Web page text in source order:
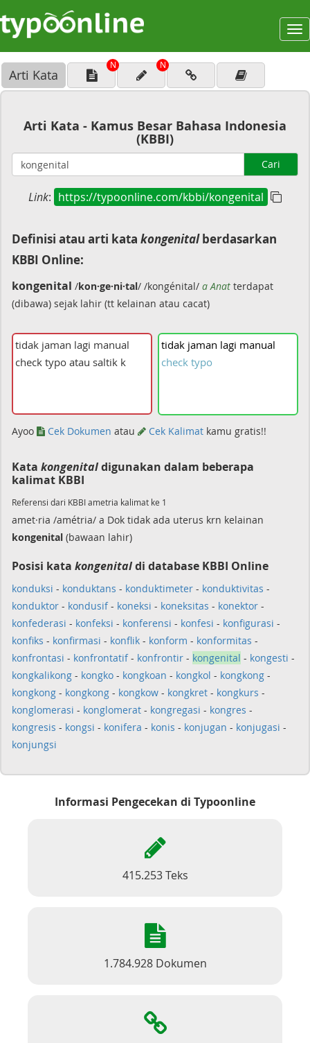
Arti Kata
N N
Arti Kata - Kamus Besar Bahasa Indonesia
(KBBI)
Cari
Link: https://typoonline.com/kbbi/kongenital
Definisi atau arti kata kongenitalberdasarkan
KBBI Online:
kongenital /kon·ge·ni·tal/ /kongénital/ a Anat terdapat
(dibawa) sejak lahir (tt kelainan atau cacat)
tidak jaman lagi manual
check typo
Ayoo Cek Dokumen atau Cek Kalimat kamu gratis!!
Kata kongenitaldigunakan dalam beberapa
kalimat KBBI
Referensi dari KBBI ametria kalimat ke 1
amet·ria /amétria/ a Dok tidak ada uterus krn kelainan
kongenital (bawaan lahir)
Posisi kata kongenitaldi database KBBI Online
konduksi - konduktans - konduktimeter - konduktivitas -
konduktor - kondusif- koneksi - koneksitas - konektor -
konfederasi - konfeksi - konferensi - konfesi - konfigurasi -
konfiks - konfirmasi - konflik - konform - konformitas -
konfrontasi - konfrontatif- konfrontir - kongenital - kongesti -
kongkalikong - kongko - kongkoan - kongkol - kongkong -
kongkong - kongkong - kongkow - kongkret - kongkurs -
konglomerasi - konglomerat - kongregasi - kongres -
kongresis - kongsi - konifera - konis - konjugan - konjugasi -
konjungsi
Informasi Pengecekan di Typoonline
415.253 Teks
1.784.928 Dokumen